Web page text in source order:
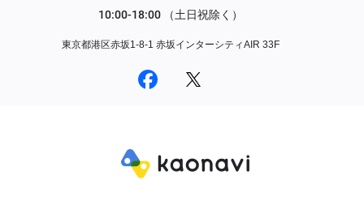
東京都港区赤坂1-8-1 赤坂インターシティAIR 33F